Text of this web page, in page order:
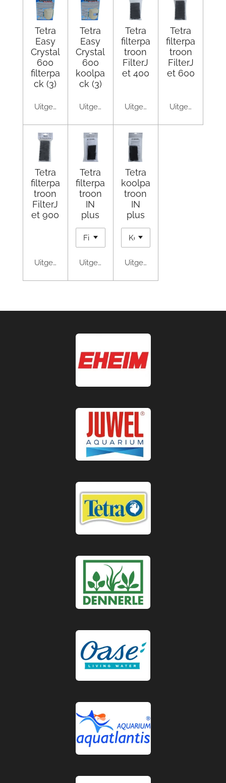
Tetra
Easy
Crystal
600
filterpa
ck (3)
Uitgeschakeld
Tetra
Easy
Crystal
600
koolpa
ck (3)
Uitgeschakeld
Tetra
filterpa
troon
FilterJ
et 400
Uitgeschakeld
Tetra
filterpa
troon
FilterJ
et 600
Uitgeschakeld
Tetra
filterpa
troon
FilterJ
et 900
Uitgeschakeld
Tetra
filterpa
troon
IN
plus
Uitgeschakeld
Tetra
koolpa
troon
IN
plus
Uitgeschakeld